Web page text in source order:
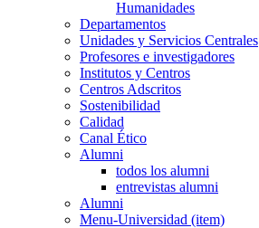
Humanidades
Departamentos
Unidades y Servicios Centrales
Profesores e investigadores
Institutos y Centros
Centros Adscritos
Sostenibilidad
Calidad
Canal Ético
Alumni
todos los alumni
entrevistas alumni
Alumni
Menu-Universidad (item)